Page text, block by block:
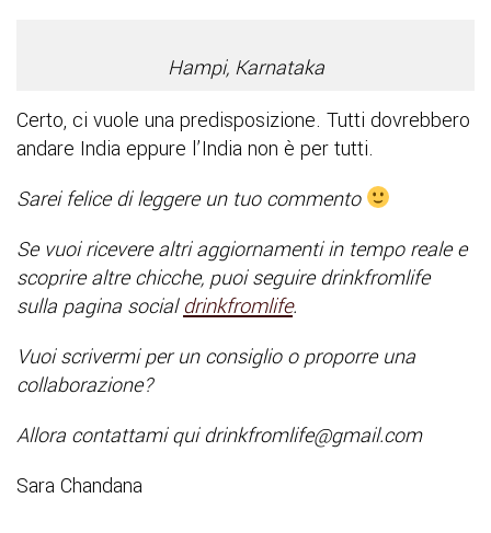
Hampi, Karnataka
Certo, ci vuole una predisposizione. Tutti dovrebbero
andare India eppure l’India non è per tutti.
Sarei felice di leggere un tuo commento
Se vuoi ricevere altri aggiornamenti in tempo reale e
scoprire altre chicche, puoi seguire drinkfromlife
sulla pagina socialdrinkfromlife.
Vuoi scrivermi per un consiglio o proporre una
collaborazione?
Allora contattami qui drinkfromlife@gmail.com
Sara Chandana